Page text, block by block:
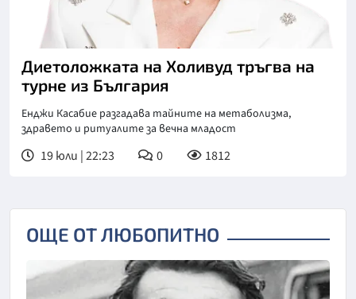
Диетоложката на Холивуд тръгва на
турне из България
Енджи Касабие разгадава тайните на метаболизма,
здравето и ритуалите за вечна младост
19 юли | 22:23 0 1812
ОЩЕ ОТ ЛЮБОПИТНО